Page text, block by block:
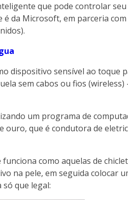
que pode controlar seu
é da Microsoft, em parceria com
dispositivo sensível ao toque
sem cabos ou fios (wireless)
um programa de
ouro, que é condutora de
como aquelas de
na pele, em seguida colocar
que legal: